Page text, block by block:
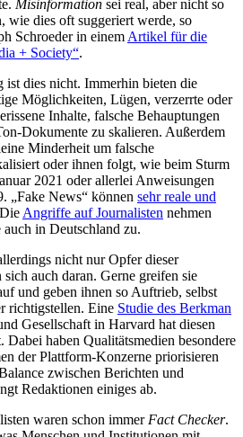
Misinformation sei real, aber nicht so
wie dies oft suggeriert werde, so
Schroeder in einem Artikel für die
+ Society“.
dies nicht. Immerhin bieten die
Möglichkeiten, Lügen, verzerrte oder
Inhalte, falsche Behauptungen
Dokumente zu skalieren. Außerdem
Minderheit um falsche
oder ihnen folgt, wie beim Sturm
2021 oder allerlei Anweisungen
„Fake News“ können sehr reale und
Angriffe auf Journalisten nehmen
in Deutschland zu.
nicht nur Opfer dieser
auch daran. Gerne greifen sie
und geben ihnen so Auftrieb, selbst
richtigstellen. Eine Studie des Berkman
Gesellschaft in Harvard hat diesen
haben Qualitätsmedien besondere
der Plattform-Konzerne priorisieren
zwischen Berichten und
Redaktionen einiges ab.
waren schon immer Fact Checker.